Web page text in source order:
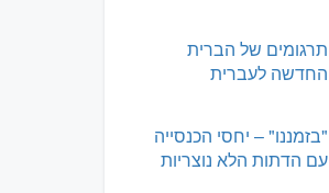
תרגומים של הברית
החדשה לעברית
"בזמננו" – יחסי הכנסייה
עם הדתות הלא נוצריות